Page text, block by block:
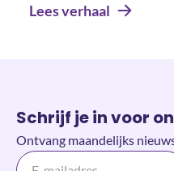
Lees verhaal
Schrijf je in voor
Ontvang maandelijks